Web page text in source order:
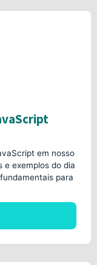
em nosso
e exemplos do dia
para